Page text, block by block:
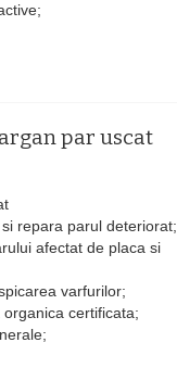
par uscat
repara parul deteriorat;
afectat de placa si
varfurilor;
certificata;